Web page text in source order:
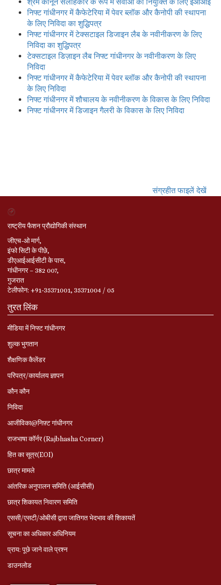
निफ्ट गांधीनगर में कैफेटेरिया में पेवर ब्लॉक और कैनोपी की स्थापना
के लिए निविदा का शुद्धिपत्र
निफ्ट गांधीनगर में टेक्सटाइल डिजाइन लैब के नवीनीकरण के लिए
निविदा का शुद्धिपत्र
टेक्सटाइल डिज़ाइन लैब निफ्ट गांधीनगर के नवीनीकरण के लिए
निविदा
निफ्ट गांधीनगर में कैफेटेरिया में पेवर ब्लॉक और कैनोपी की स्थापना
के लिए निविदा
निफ्ट गांधीनगर में शौचालय के नवीनीकरण के विकास के लिए निविदा
निफ्ट गांधीनगर में डिजाइन गैलरी के विकास के लिए निविदा
संग्रहीत फाइलें देखें
राष्ट्रीय फैशन प्रौद्योगिकी संस्थान
जीएच-ओ मार्ग,
इंफो सिटी के पीछे,
डीएआईआईसीटी के पास,
गांधीनगर – 382 007,
गुजरात
टेलीफोन: +91-35371001, 35371004 / 05
तुरत लिंक
मीडिया में निफ्ट गांधीनगर
शुल्क भुगतान
शैक्षणिक कैलेंडर
परिपत्र/कार्यालय ज्ञापन
कौन कौन
निविदा
आजीविका@निफ़्ट गांधीनगर
राजभाषा कॉर्नर (Rajbhasha Corner)
हित का सूत्र(EOI)
छात्र मामले
आंतरिक अनुपालन समिति (आईसीसी)
छात्र शिकायत निवारण समिति
एससी/एसटी/ओबीसी द्वारा जातिगत भेदभाव की शिकायतें
सूचना का अधिकार अधिनियम
प्राय: पूछे जाने वाले प्रश्‍न
डाउनलोड